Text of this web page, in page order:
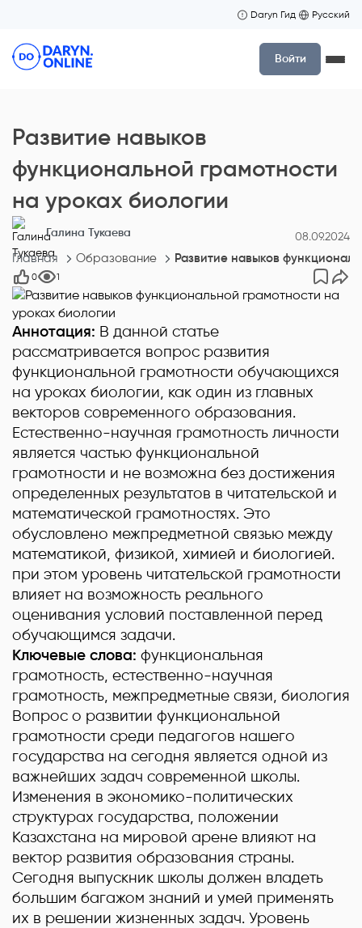
Daryn Гид Русский
Войти
Развитие навыков
функциональной грамотности
на уроках биологии
Галина Тукаева 08.09.2024
Главная Образование Развитие навыков
0 1
Аннотация: В данной статье
рассматривается вопрос развития
функциональной грамотности обучающихся
на уроках биологии, как один из главных
векторов современного образования.
Естественно-научная грамотность личности
является частью функциональной
грамотности и не возможна без достижения
определенных результатов в читательской и
математической грамотностях. Это
обусловлено межпредметной связью между
математикой, физикой, химией и биологией.
при этом уровень читательской грамотности
влияет на возможность реального
оценивания условий поставленной перед
обучающимся задачи.
Ключевые слова: функциональная
грамотность, естественно-научная
грамотность, межпредметные связи, биология
Вопрос о развитии функциональной
грамотности среди педагогов нашего
государства на сегодня является одной из
важнейших задач современной школы.
Изменения в экономико-политических
структурах государства, положении
Казахстана на мировой арене влияют на
вектор развития образования страны.
Сегодня выпускник школы должен владеть
большим багажом знаний и умей применять
их в решении жизненных задач. Уровень